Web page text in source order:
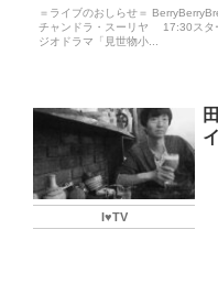
＝ライブのおしらせ＝
チャンドラ・スーリヤ 17:30スタ
ジオドラマ「見世物小...
I♥️TV